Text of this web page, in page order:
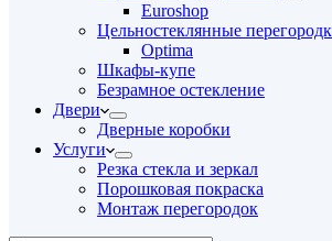
Euroshop
Цельностеклянные
Optima
Шкафы-купе
Безрамное остекление
Двери
Дверные коробки
Услуги
Резка стекла и зеркал
Порошковая покраска
Монтаж перегородок